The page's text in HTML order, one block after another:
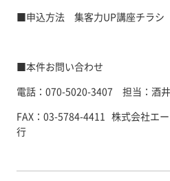
■申込方法 集客力UP講座チラシ
■本件お問い合わせ
電話：070-5020-3407 担当：酒
FAX：03-5784-4411 株式会社エ
行